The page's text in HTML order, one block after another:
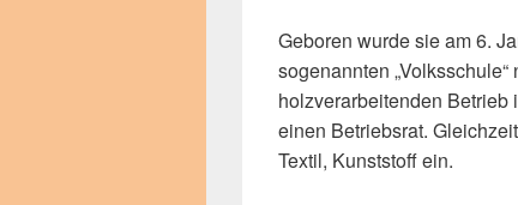
Geboren wurde sie am 6.
sogenannten
holzverarbeitenden Betrieb
einen Betriebsrat.
Textil, Kunststoff ein.